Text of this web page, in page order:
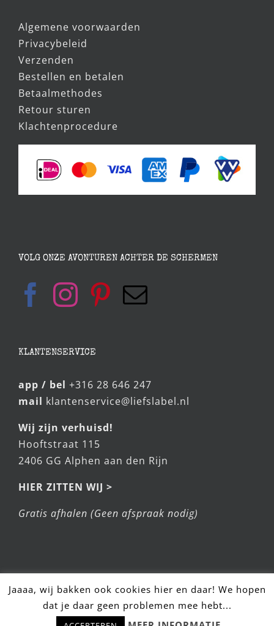
Algemene voorwaarden
Privacybeleid
Verzenden
Bestellen en betalen
Betaalmethodes
Retour sturen
Klachtenprocedure
VOLG ONZE AVONTUREN ACHTER DE SCHERMEN
KLANTENSERVICE
app / bel +316 28 646 247
mail klantenservice@liefslabel.nl
Wij zijn verhuisd!
Hooftstraat 115
2406 GG Alphen aan den Rijn
HIER ZITTEN WIJ >
Gratis afhalen (Geen afspraak nodig)
© LiefsLabel 2025
Jaaaa, wij bakken ook cookies hier en daar! We hopen
dat je daar geen problemen mee hebt...
Hulp nodig? Stel snel je vraag!